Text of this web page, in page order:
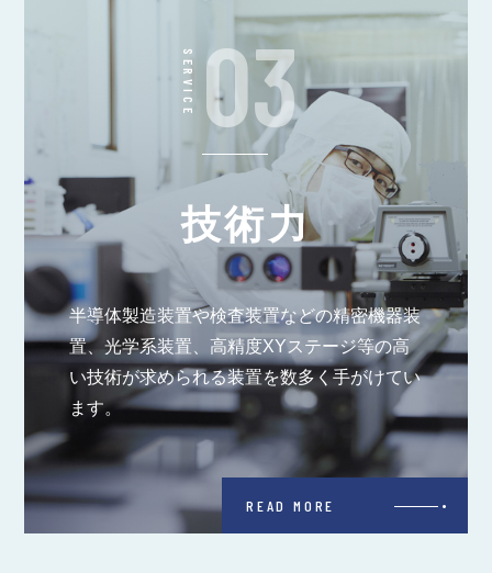
SERVICE 03
技術力
半導体製造装置や検査装置などの精密機器装
置、光学系装置、高精度XYステージ等の高
い技術が求められる装置を数多く手がけてい
ます。
READ MORE